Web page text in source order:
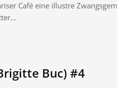
Café eine illustre
Buc) #4